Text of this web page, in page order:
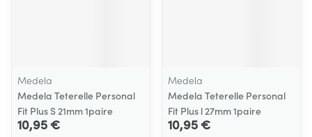
Medela
Medela Teterelle Personal
Fit Plus S 21mm 1paire
10,95 €
Medela
Medela Teterelle Personal
Fit Plus l 27mm 1paire
10,95 €